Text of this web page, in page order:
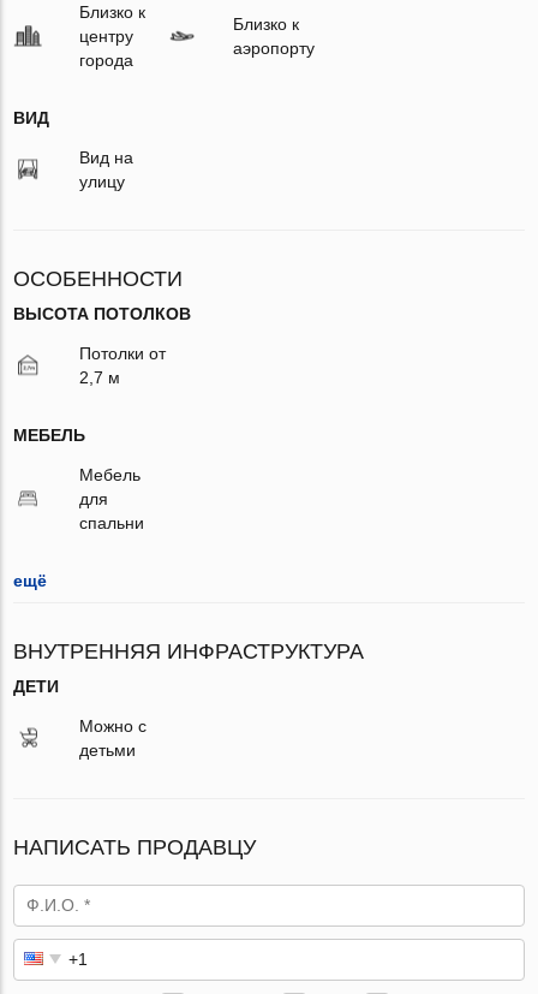
Близко к
центру
города
Близко к
аэропорту
ВИД
Вид на
улицу
ОСОБЕННОСТИ
ВЫСОТА ПОТОЛКОВ
Потолки от
2,7 м
МЕБЕЛЬ
Мебель
для
спальни
ещё
ВНУТРЕННЯЯ ИНФРАСТРУКТУРА
ДЕТИ
Можно с
детьми
НАПИСАТЬ ПРОДАВЦУ